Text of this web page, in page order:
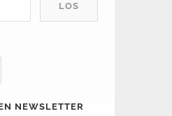
NEWSLETTER